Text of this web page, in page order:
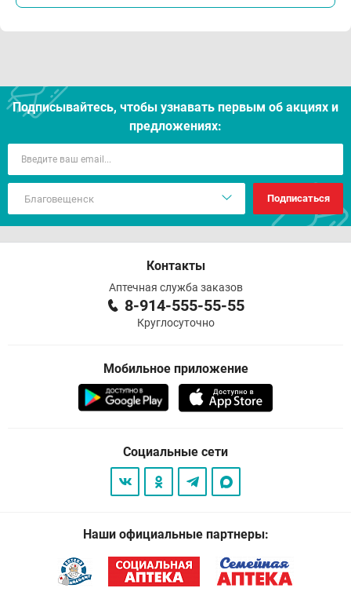
Подписывайтесь, чтобы узнавать первым об акцияx и
предложениях:
Подписаться
Контакты
Аптечная служба заказов
8-914-555-55-55
Круглосуточно
Мобильное приложение
Социальные сети
Наши официальные партнеры: